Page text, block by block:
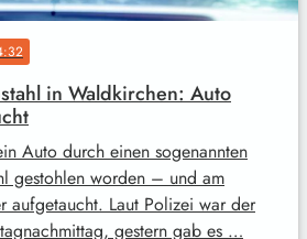
in Waldkirchen: Auto
Auto durch einen sogenannten
gestohlen worden – und am
aufgetaucht. Laut Polizei war der
gestern gab es …